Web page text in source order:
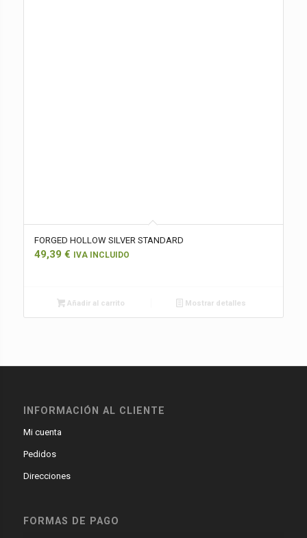
FORGED HOLLOW SILVER STANDARD
49,39 € IVA INCLUIDO
Añadir al carrito Mostrar detalles
INFORMACIÓN AL CLIENTE
Mi cuenta
Pedidos
Direcciones
FORMAS DE PAGO